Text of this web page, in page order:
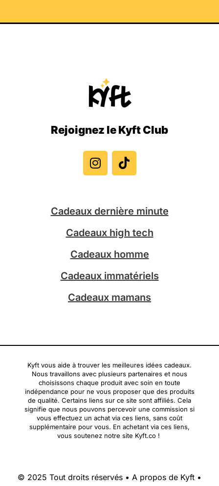
Rejoignez le Kyft Club
n
s
t
r
a
m
i
k
t
Cadeaux dernière minute
Cadeaux high tech
Cadeaux homme
Cadeaux immatériels
Cadeaux mamans
Kyft vous aide à trouver les meilleures idées cadeaux.
Nous travaillons avec plusieurs partenaires et nous
choisissons chaque produit avec soin en toute
indépendance pour ne vous proposer que des produits
de qualité. Certains liens sur ce site sont affiliés. Cela
signifie que nous pouvons percevoir une commission si
vous effectuez un achat via ces liens, sans coût
supplémentaire pour vous. En achetant via ces liens,
vous soutenez notre site Kyft.co !
© 2025 Tout droits réservés • A propos de Kyft •